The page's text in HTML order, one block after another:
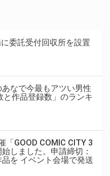
委託受付回収所を設置
あなで今最もアツい男性
作品登録数」のランキ
「GOOD COMIC CITY 3
しました。申請締切：
を イベント会場で発送